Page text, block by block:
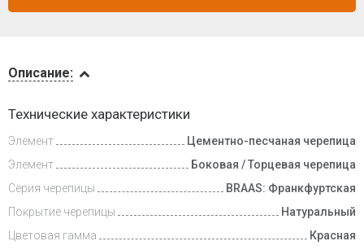
и оплата
Описание:
Технические характеристики
Элемент
Цементно-песчаная черепица
Элемент
Боковая / Торцевая черепица
Серия черепицы
BRAAS: Франкфуртская
Покрытие черепицы
Натуральный
Цветовая гамма
Красная